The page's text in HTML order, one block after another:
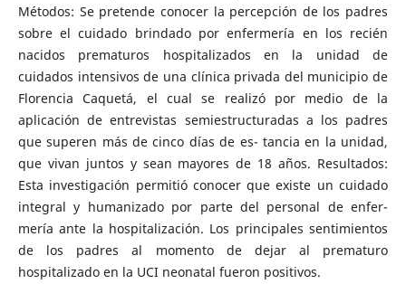
Métodos: Se pretende conocer la percepción de los padres
sobre el cuidado brindado por enfermería en los recién
nacidos prematuros hospitalizados en la unidad de
cuidados intensivos de una clínica privada del municipio de
Florencia Caquetá, el cual se realizó por medio de la
aplicación de entrevistas semiestructuradas a los padres
que superen más de cinco días de es- tancia en la unidad,
que vivan juntos y sean mayores de 18 años. Resultados:
Esta investigación permitió conocer que existe un cuidado
integral y humanizado por parte del personal de enfer-
mería ante la hospitalización. Los principales sentimientos
de los padres al momento de dejar al prematuro
hospitalizado en la UCI neonatal fueron positivos.